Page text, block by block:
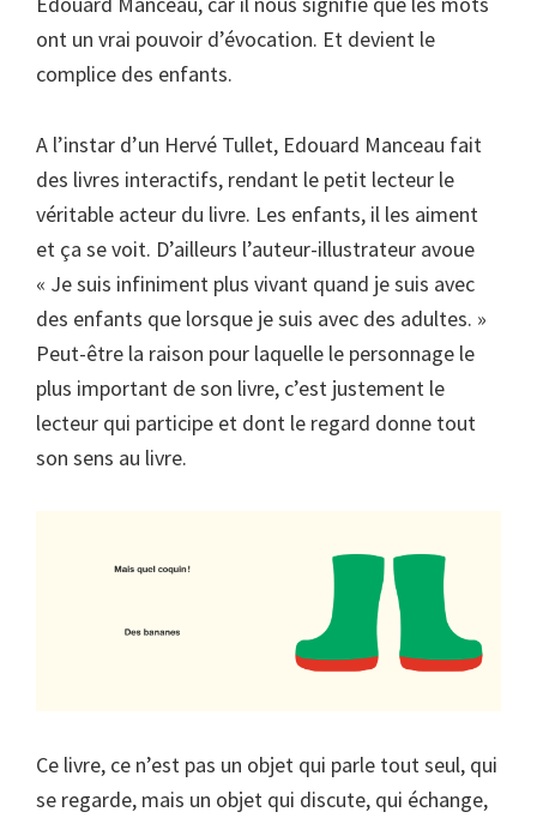
ont un vrai pouvoir d’évocation. Et devient le
complice des enfants.
A l’instar d’un Hervé Tullet, Edouard Manceau fait
des livres interactifs, rendant le petit lecteur le
véritable acteur du livre. Les enfants, il les aiment
et ça se voit. D’ailleurs l’auteur-illustrateur avoue
« Je suis infiniment plus vivant quand je suis avec
des enfants que lorsque je suis avec des adultes. »
Peut-être la raison pour laquelle le personnage le
plus important de son livre, c’est justement le
lecteur qui participe et dont le regard donne tout
son sens au livre.
Ce livre, ce n’est pas un objet qui parle tout seul, qui
se regarde, mais un objet qui discute, qui échange,